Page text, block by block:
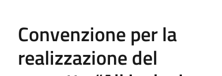
Convenzione per la
realizzazione del